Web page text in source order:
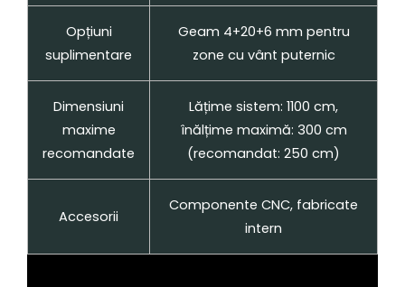
Opțiuni
suplimentare
Geam 4+20+6 mm pentru
zone cu vânt puternic
Dimensiuni
maxime
recomandate
Lățime sistem: 1100 cm,
înălțime maximă: 300 cm
(recomandat: 250 cm)
Accesorii
Componente CNC, fabricate
intern